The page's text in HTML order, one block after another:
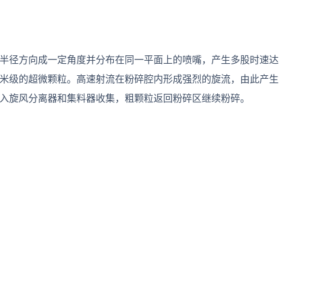
径方向成一定角度并分布在同一平面上的喷嘴，产生多股时速达
级的超微颗粒。高速射流在粉碎腔内形成强烈的旋流，由此产生
风分离器和集料器收集，粗颗粒返回粉碎区继续粉碎。